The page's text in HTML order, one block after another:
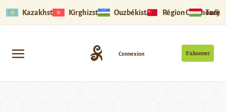
Kazakhstan Kirghizstan Ouzbékistan Région Ouïghoure
S’abonner
Connexion